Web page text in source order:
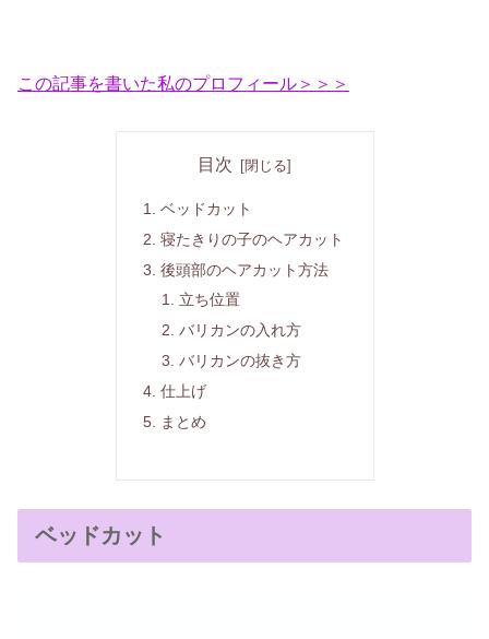
この記事を書いた私のプロフィール＞＞＞
目次
ベッドカット
寝たきりの子のヘアカット
後頭部のヘアカット方法
立ち位置
バリカンの入れ方
バリカンの抜き方
仕上げ
まとめ
ベッドカット